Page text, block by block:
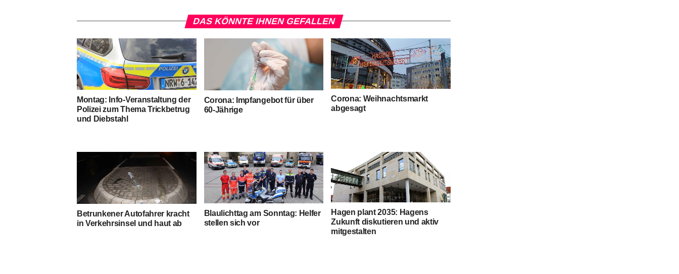
DAS KÖNNTE IHNEN GEFALLEN
Montag: Info-Veranstaltung der
Polizei zum Thema Trickbetrug
und Diebstahl
Corona: Impfangebot für über
60-Jährige
Corona: Weihnachtsmarkt
abgesagt
Betrunkener Autofahrer kracht
in Verkehrsinsel und haut ab
Blaulichttag am Sonntag: Helfer
stellen sich vor
Hagen plant 2035: Hagens
Zukunft diskutieren und aktiv
mitgestalten